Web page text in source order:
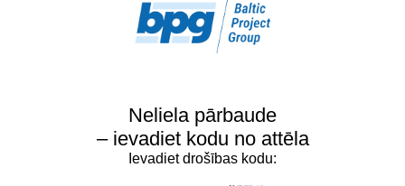
Neliela pārbaude
– ievadiet kodu no attēla
Ievadiet drošības kodu: